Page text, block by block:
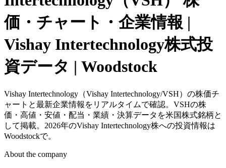
価・チャート・企業情報 |
Vishay Intertechnology株式投
資データ | Woodstock
Vishay Intertechnology（Vishay Intertechnology/VSH）の株価チ
ャートと最新企業情報をリアルタイムで確認。VSHの株
価・高値・安値・配当・業績・決算データを米国株式銘柄と
して掲載。2026年のVishay Intertechnology株への投資情報は
Woodstockで。
About the company